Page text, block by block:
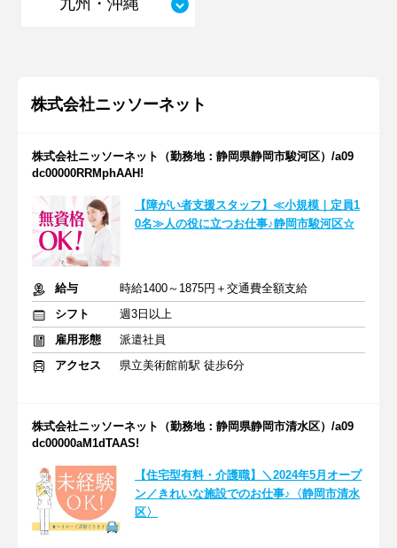
株式会社ニッソーネット
株式会社ニッソーネット（勤務地：静岡県静岡市駿河区）/a09
dc00000RRMphAAH!
【障がい者支援スタッフ】≪小規模｜定員1
0名≫人の役に立つお仕事♪静岡市駿河区☆
給与
時給1400～1875円＋交通費全額支給
シフト
週3日以上
雇用形態
派遣社員
アクセス
県立美術館前駅 徒歩6分
株式会社ニッソーネット（勤務地：静岡県静岡市清水区）/a09
dc00000aM1dTAAS!
【住宅型有料・介護職】＼2024年5月オープ
ン／きれいな施設でのお仕事♪〈静岡市清水
区〉